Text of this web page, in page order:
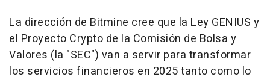
La dirección de Bitmine cree que la Ley GENIUS y
el Proyecto Crypto de la Comisión de Bolsa y
Valores (la "SEC") van a servir para transformar
los servicios financieros en 2025 tanto como lo